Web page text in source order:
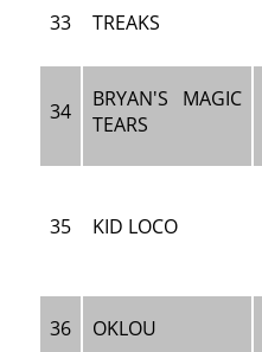
33 TREAKS
34
BRYAN'S MAGIC
TEARS
35 KID LOCO
36 OKLOU